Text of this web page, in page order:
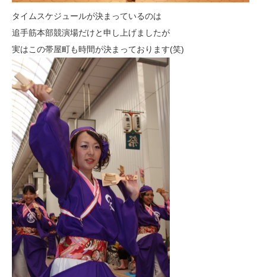
タイムスケジュールが決まっているのは
追手筋本部競演場だけと申し上げましたが
実はこの帯屋町も時間が決まっております(笑)